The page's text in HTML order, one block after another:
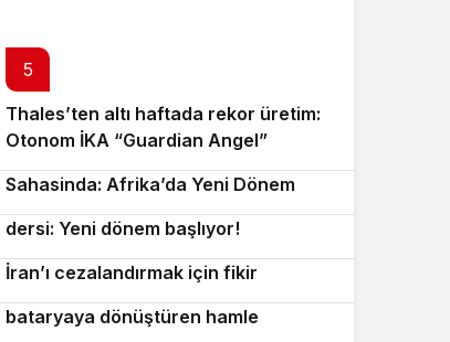
5
Thales’ten altı haftada rekor üretim:
Otonom İKA “Guardian Angel”
tanıtıldı!
6
Sahasinda: Afrika’da Yeni Dönem
dersi: Yeni dönem başlıyor!
CENTCOM’dan personeline e-posta:
İran’ı cezalandırmak için fikir
arıyorlar!
bataryaya dönüştüren hamle
Efsanevi marka Rocketdyne, AE